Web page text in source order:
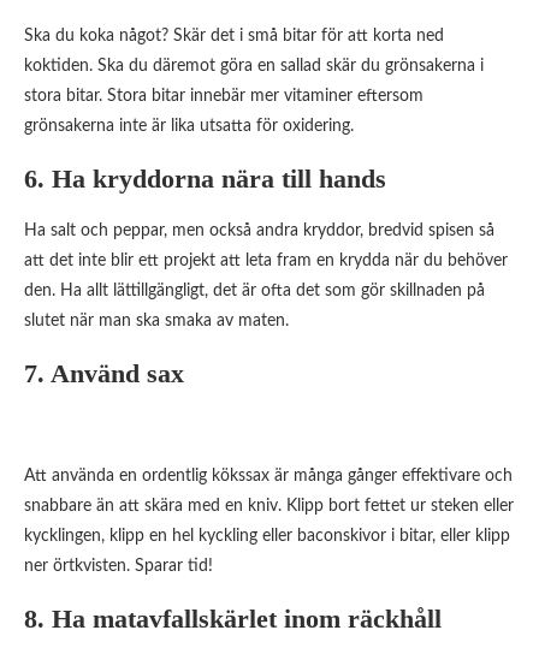
Ska du koka något? Skär det i små bitar för att korta ned
koktiden. Ska du däremot göra en sallad skär du grönsakerna i
stora bitar. Stora bitar innebär mer vitaminer eftersom
grönsakerna inte är lika utsatta för oxidering.
6. Ha kryddorna nära till hands
Ha salt och peppar, men också andra kryddor, bredvid spisen så
att det inte blir ett projekt att leta fram en krydda när du behöver
den. Ha allt lättillgängligt, det är ofta det som gör skillnaden på
slutet när man ska smaka av maten.
7. Använd sax
Att använda en ordentlig kökssax är många gånger effektivare och
snabbare än att skära med en kniv. Klipp bort fettet ur steken eller
kycklingen, klipp en hel kyckling eller baconskivor i bitar, eller klipp
ner örtkvisten. Sparar tid!
8. Ha matavfallskärlet inom räckhåll